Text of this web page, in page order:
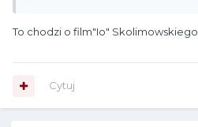
To chodzi o film"Io" Skolimowskiego
Cytuj